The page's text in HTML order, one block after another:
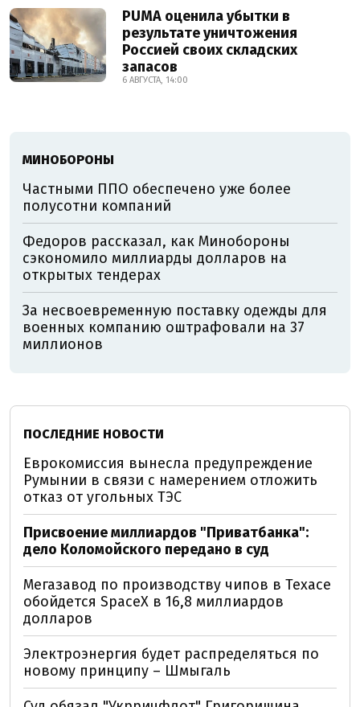
PUMA оценила убытки в
результате уничтожения
Россией своих складских
запасов
6 АВГУСТА, 14:00
МИНОБОРОНЫ
Частными ППО обеспечено уже более
полусотни компаний
Федоров рассказал, как Минобороны
сэкономило миллиарды долларов на
открытых тендерах
За несвоевременную поставку одежды для
военных компанию оштрафовали на 37
миллионов
ПОСЛЕДНИЕ НОВОСТИ
Еврокомиссия вынесла предупреждение
Румынии в связи с намерением отложить
отказ от угольных ТЭС
Присвоение миллиардов "Приватбанка":
дело Коломойского передано в суд
Мегазавод по производству чипов в Техасе
обойдется SpaceX в 16,8 миллиардов
долларов
Электроэнергия будет распределяться по
новому принципу – Шмыгаль